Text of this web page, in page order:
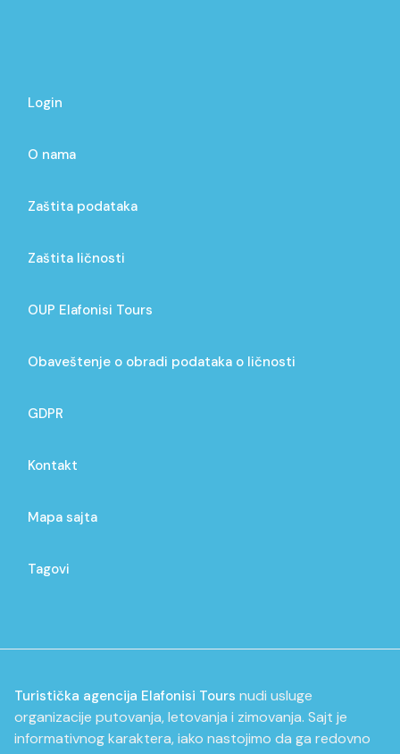
Login
O nama
Zaštita podataka
Zaštita ličnosti
OUP Elafonisi Tours
Obaveštenje o obradi podataka o ličnosti
GDPR
Kontakt
Mapa sajta
Tagovi
Turistička agencija Elafonisi Tours nudi usluge
organizacije putovanja, letovanja i zimovanja. Sajt je
informativnog karaktera, iako nastojimo da ga redovno